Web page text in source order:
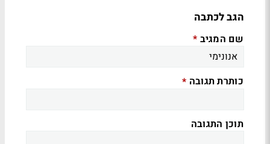
הגב לכתבה
שם המגיב *
כותרת תגובה *
תוכן התגובה